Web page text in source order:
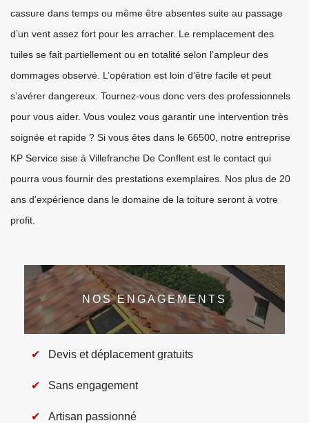
cassure dans temps ou même être absentes suite au passage
d’un vent assez fort pour les arracher. Le remplacement des
tuiles se fait partiellement ou en totalité selon l’ampleur des
dommages observé. L’opération est loin d’être facile et peut
s’avérer dangereux. Tournez-vous donc vers des professionnels
pour vous aider. Vous voulez vous garantir une intervention très
soignée et rapide ? Si vous êtes dans le 66500, notre entreprise
KP Service sise à Villefranche De Conflent est le contact qui
pourra vous fournir des prestations exemplaires. Nos plus de 20
ans d’expérience dans le domaine de la toiture seront à votre
profit.
NOS ENGAGEMENTS
Devis et déplacement gratuits
Sans engagement
Artisan passionné